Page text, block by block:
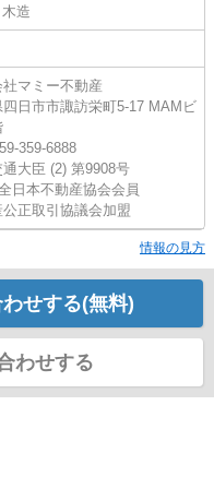
造
マミー不動産
四日市市諏訪栄町5-17 MAMビ
359-6888
通大臣 (2) 第9908号
日本不動産協会会員
正取引協議会加盟
情報の見方
せする(無料)
わせする